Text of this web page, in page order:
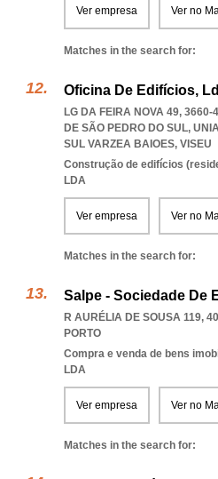
Ver empresa Ver no
Matches in the search for:
Oficina De Edifícios,
LG DA FEIRA NOVA 49,
DE SÃO PEDRO DO SUL,
SUL VARZEA BAIOES, VISEU
Construção de edifícios
LDA
Ver empresa Ver no
Matches in the search for:
Salpe - Sociedade De
R AURÉLIA DE SOUSA 119,
PORTO
Compra e venda de bens
LDA
Ver empresa Ver no
Matches in the search for: